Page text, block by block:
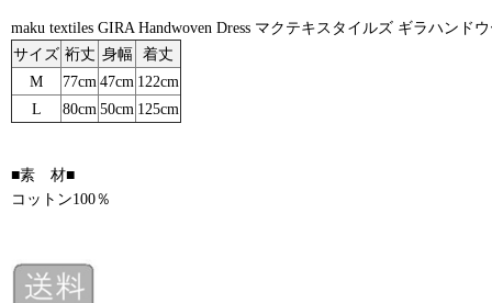
maku textiles GIRA Handwoven Dress マクテキスタイルズ ギラハンド
サイズ 裄丈 身幅 着丈
M
77cm 47cm 122cm
L
80cm 50cm 125cm
■素 材■
コットン100％